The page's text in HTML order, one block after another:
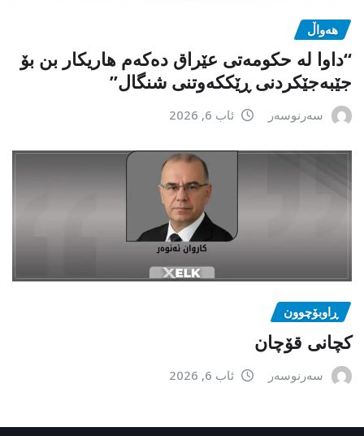
هەواڵ
“داوا لە حكومەتی عێراق دەكەم هاریكار بن بۆ
جێبەجێكردنی ڕێككەوتنی شنگال”
سەرنوسەر ئاب 6, 2026
ڕاوبۆچوون
کچانی قۆچان
سەرنوسەر ئاب 6, 2026